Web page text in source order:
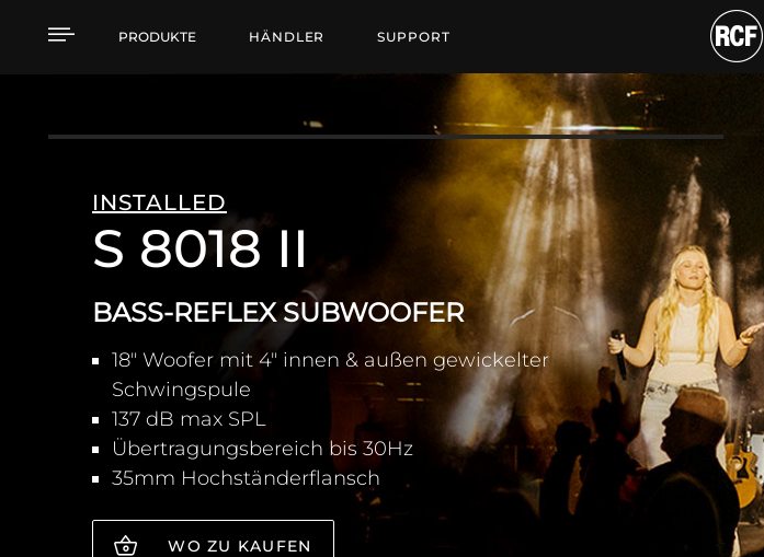
S 8018 II BASS-REFLEX SUBWOOFER
PRODUKTE HÄNDLER SUPPORT
INSTALLED
S 8018 II
BASS-REFLEX SUBWOOFER
18" Woofer mit 4" innen & außen gewickelter
Schwingspule
137 dB max SPL
Übertragungsbereich bis 30Hz
35mm Hochständerflansch
WO ZU KAUFEN